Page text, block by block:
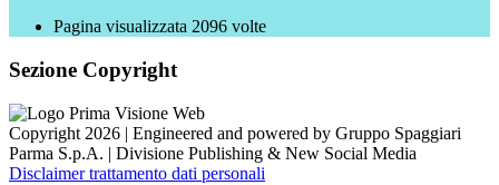
Pagina visualizzata 2096 volte
Sezione Copyright
Copyright 2026 | Engineered and powered by Gruppo Spaggiari
Parma S.p.A. | Divisione Publishing & New Social Media
Disclaimer trattamento dati personali